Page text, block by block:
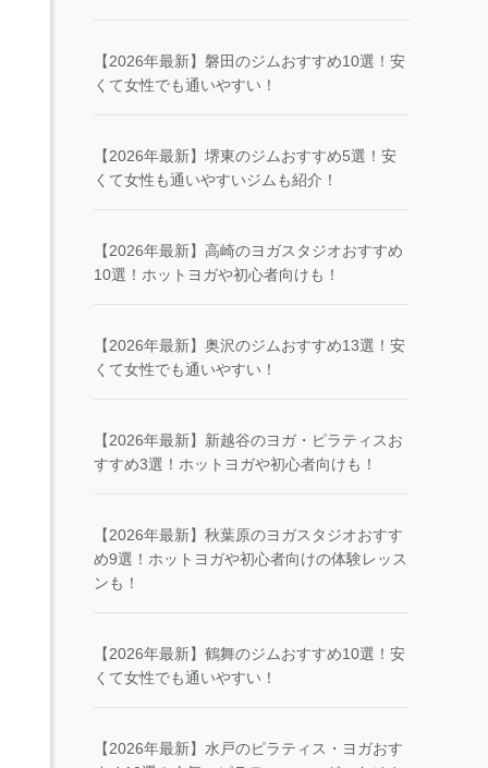
【2026年最新】磐田のジムおすすめ10選！安
くて女性でも通いやすい！
【2026年最新】堺東のジムおすすめ5選！安
くて女性も通いやすいジムも紹介！
【2026年最新】高崎のヨガスタジオおすすめ
10選！ホットヨガや初心者向けも！
【2026年最新】奥沢のジムおすすめ13選！安
くて女性でも通いやすい！
【2026年最新】新越谷のヨガ・ピラティスお
すすめ3選！ホットヨガや初心者向けも！
【2026年最新】秋葉原のヨガスタジオおすす
め9選！ホットヨガや初心者向けの体験レッス
ンも！
【2026年最新】鶴舞のジムおすすめ10選！安
くて女性でも通いやすい！
【2026年最新】水戸のピラティス・ヨガおす